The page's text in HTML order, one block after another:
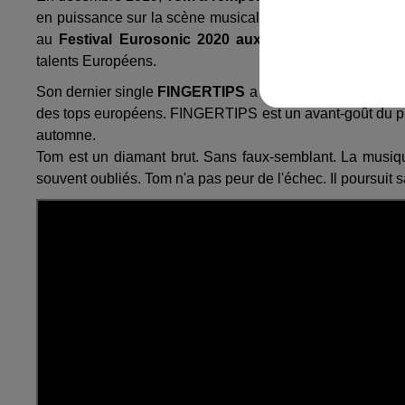
en puissance sur la scène musicale pop. Et il ne fait
au
Festival Eurosonic 2020 aux Pays-Bas
, un
talents Européens.
Son dernier single FINGERTIPS a mis la barre encore
des tops européens. FINGERTIPS est un avant-goût du
automne.
Tom est un diamant brut. Sans faux-semblant. La
souvent oubliés. Tom n'a pas peur de l'échec. Il poursuit